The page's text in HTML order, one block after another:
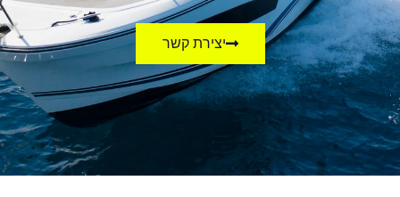
יצירת קשר